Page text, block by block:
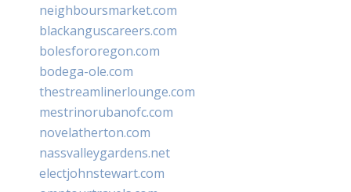
neighboursmarket.com
blackanguscareers.com
bolesfororegon.com
bodega-ole.com
thestreamlinerlounge.com
mestrinorubanofc.com
novelatherton.com
nassvalleygardens.net
electjohnstewart.com